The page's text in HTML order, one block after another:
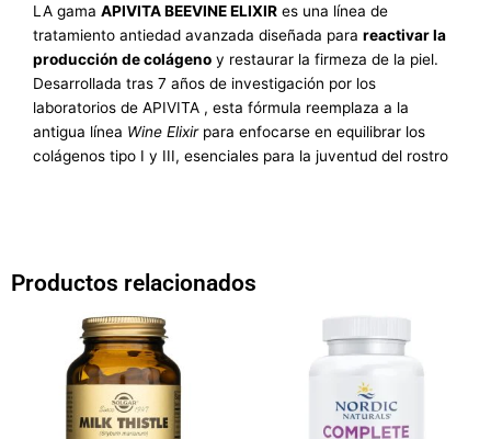
LA gama APIVITA BEEVINE ELIXIR es una línea de
tratamiento antiedad avanzada diseñada para reactivar la
producción de colágeno y restaurar la firmeza de la piel.
Desarrollada tras 7 años de investigación por los
laboratorios de APIVITA , esta fórmula reemplaza a la
antigua línea Wine Elixirpara enfocarse en equilibrar los
colágenos tipo I y III, esenciales para la juventud del rostro
Productos relacionados